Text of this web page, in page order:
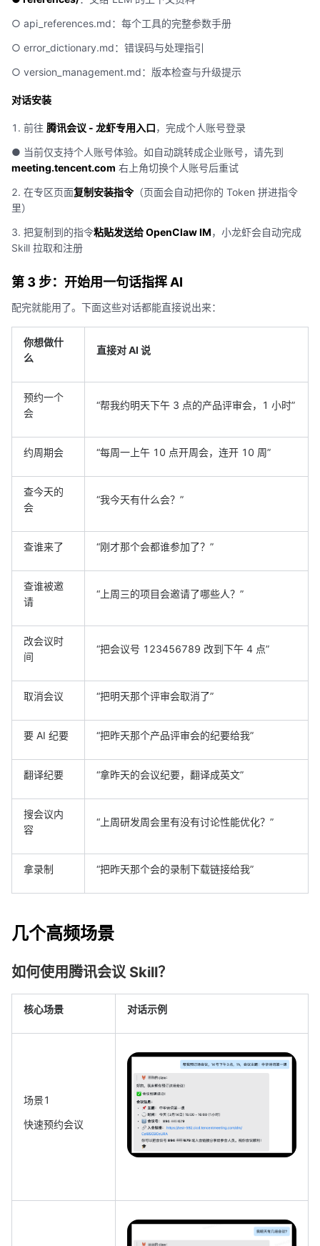
○ api_references.md：每个工具的完整参数手册
○ error_dictionary.md：错误码与处理指引
○ version_management.md：版本检查与升级提示
对话安装
1. 前往 腾讯会议 - 龙虾专用入口，完成个人账号登录
● 当前仅支持个人账号体验。如自动跳转成企业账号，请先到
meeting.tencent.com 右上角切换个人账号后重试
2. 在专区页面复制安装指令（页面会自动把你的 Token 拼进指令
里）
3. 把复制到的指令粘贴发送给 OpenClaw IM，小龙虾会自动完成
Skill 拉取和注册
第 3 步：开始用一句话指挥 AI
配完就能用了。下面这些对话都能直接说出来：
你想做什
么
直接对 AI 说
预约一个
会
“帮我约明天下午 3 点的产品评审会，1 小时”
约周期会 “每周一上午 10 点开周会，连开 10 周”
查今天的
会
“我今天有什么会？”
查谁来了 “刚才那个会都谁参加了？”
查谁被邀
请
“上周三的项目会邀请了哪些人？”
改会议时
间
“把会议号 123456789 改到下午 4 点”
取消会议 “把明天那个评审会取消了”
要 AI 纪要 “把昨天那个产品评审会的纪要给我”
翻译纪要 “拿昨天的会议纪要，翻译成英文”
搜会议内
容
“上周研发周会里有没有讨论性能优化？”
拿录制 “把昨天那个会的录制下载链接给我”
几个高频场景
如何使用腾讯会议 Skill？
核心场景 对话示例
场景1
快速预约会议